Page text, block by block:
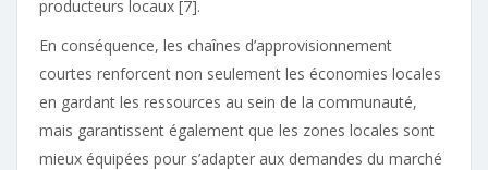
producteurs locaux [7].
En conséquence, les chaînes d’approvisionnement
courtes renforcent non seulement les économies locales
en gardant les ressources au sein de la communauté,
mais garantissent également que les zones locales sont
mieux équipées pour s’adapter aux demandes du marché